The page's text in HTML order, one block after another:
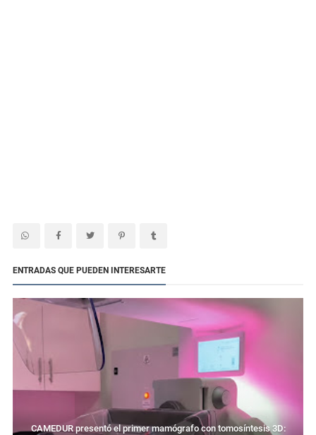
ENTRADAS QUE PUEDEN INTERESARTE
CAMEDUR presentó el primer mamógrafo con tomosíntesis 3D: